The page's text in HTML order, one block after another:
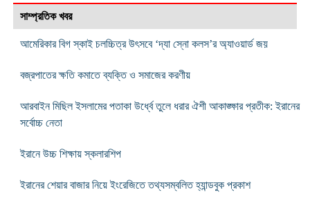
সাম্প্রতিক খবর
আমেরিকার বিগ স্কাই চলচ্চিত্র উৎসবে ‘দ্যা স্নো কলস’র অ্যাওয়ার্ড জয়
বজ্রপাতের ক্ষতি কমাতে ব্যক্তি ও সমাজের করণীয়
আরবাইন মিছিল ইসলামের পতাকা উর্ধ্বে তুলে ধরার ঐশী আকাঙ্ক্ষার প্রতীক: ইরানের
সর্বোচ্চ নেতা
ইরানে উচ্চ শিক্ষায় স্কলারশিপ
ইরানের শেয়ার বাজার নিয়ে ইংরেজিতে তথ্যসম্বলিত হ্যান্ডবুক প্রকাশ